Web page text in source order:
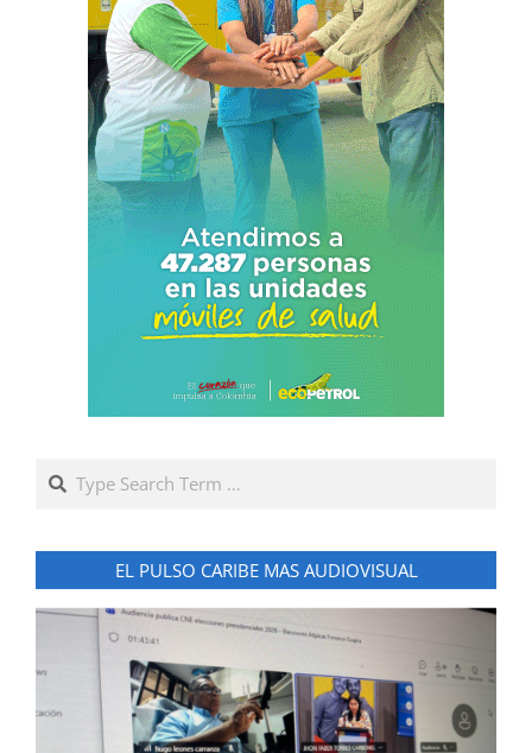
Search
EL PULSO CARIBE MAS AUDIOVISUAL